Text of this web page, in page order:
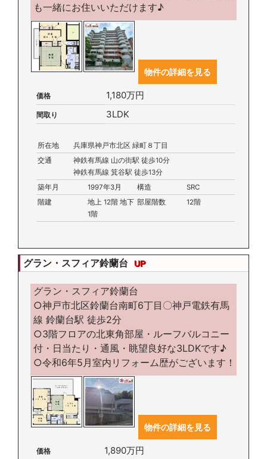
も一緒にお住いいただけます♪
物件の詳細を見る
価格 1,180万円
間取り 3LDK
所在地
兵庫県神戸市北区 緑町８丁目
交通
神鉄有馬線 山の街駅 徒歩10分
神鉄有馬線 箕谷駅 徒歩13分
築年月
1997年3月 構造
SRC
階建
地上 12階 地下
1階
部屋階数 12階
グラン・スフィア鈴蘭台 UP
グラン・スフィア鈴蘭台
○神戸市北区鈴蘭台南町6丁目〇神戸電鉄有馬
線 鈴蘭台駅 徒歩2分
○3階フロアの北東角部屋・ルーフバルコニー
付・日当たり・通風・眺望良好な3LDKです♪
○令和6年5月室内リフォーム歴がございます！
物件の詳細を見る
価格 1,890万円